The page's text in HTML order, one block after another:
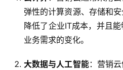
弹性的计算资源、存储和
降低了企业IT成本，并且
业务需求的变化。
大数据与人工智能：营销